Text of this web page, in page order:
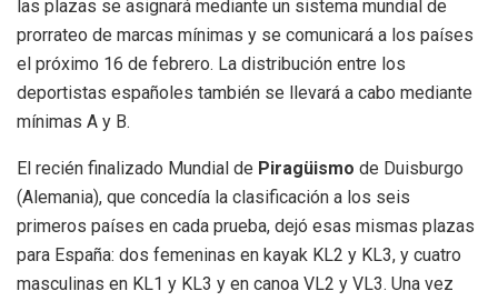
las plazas se asignará mediante un sistema mundial de
prorrateo de marcas mínimas y se comunicará a los países
el próximo 16 de febrero. La distribución entre los
deportistas españoles también se llevará a cabo mediante
mínimas A y B.
El recién finalizado Mundial de Piragüismo de Duisburgo
(Alemania), que concedía la clasificación a los seis
primeros países en cada prueba, dejó esas mismas plazas
para España: dos femeninas en kayak KL2 y KL3, y cuatro
masculinas en KL1 y KL3 y en canoa VL2 y VL3. Una vez